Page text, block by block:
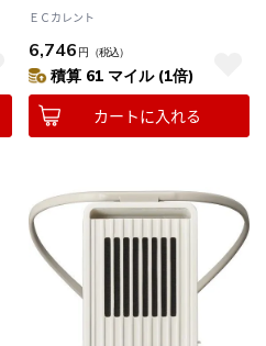
ＥＣカレント
6,746 円 （税込）
積算 61 マイル (1倍)
カートに入れる